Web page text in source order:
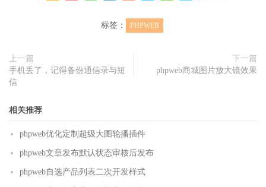
标签： PHPWEB
上一篇
手机丢了，记得备份通信录与短
信
下一篇
phpweb商城图片放大镜效果
相关推荐
phpweb优化定制超级大图轮播插件
phpweb文章发布默认状态审核后发布
phpweb自选产品列表二次开发样式